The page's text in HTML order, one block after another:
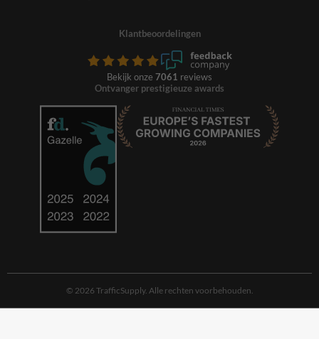
Klantbeoordelingen
Bekijk onze 7061 reviews
Ontvanger prestigieuze awards
© 2026 TrafficSupply. Alle rechten voorbehouden.